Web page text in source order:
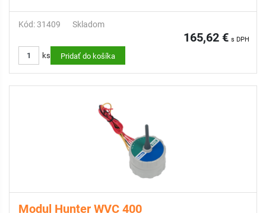
Kód: 31409 Skladom
165,62 € s DPH
ks Pridať do košíka
Modul Hunter WVC 400